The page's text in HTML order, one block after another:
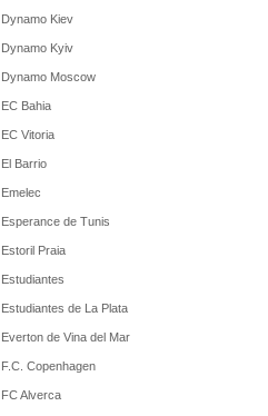
Dynamo Kiev
Dynamo Kyiv
Dynamo Moscow
EC Bahia
EC Vitoria
El Barrio
Emelec
Esperance de Tunis
Estoril Praia
Estudiantes
Estudiantes de La Plata
Everton de Vina del Mar
F.C. Copenhagen
FC Alverca